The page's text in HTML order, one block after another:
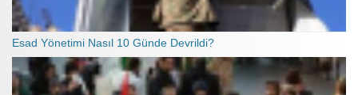
Esad Yönetimi Nasıl 10 Günde Devrildi?